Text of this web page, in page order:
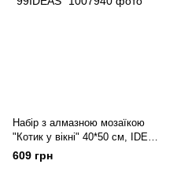
Набір з алмазною мозаїкою
"Котик у вікні" 40*50 см, IDEA2-
CK689, ТМ "99IDEAS"
609 грн